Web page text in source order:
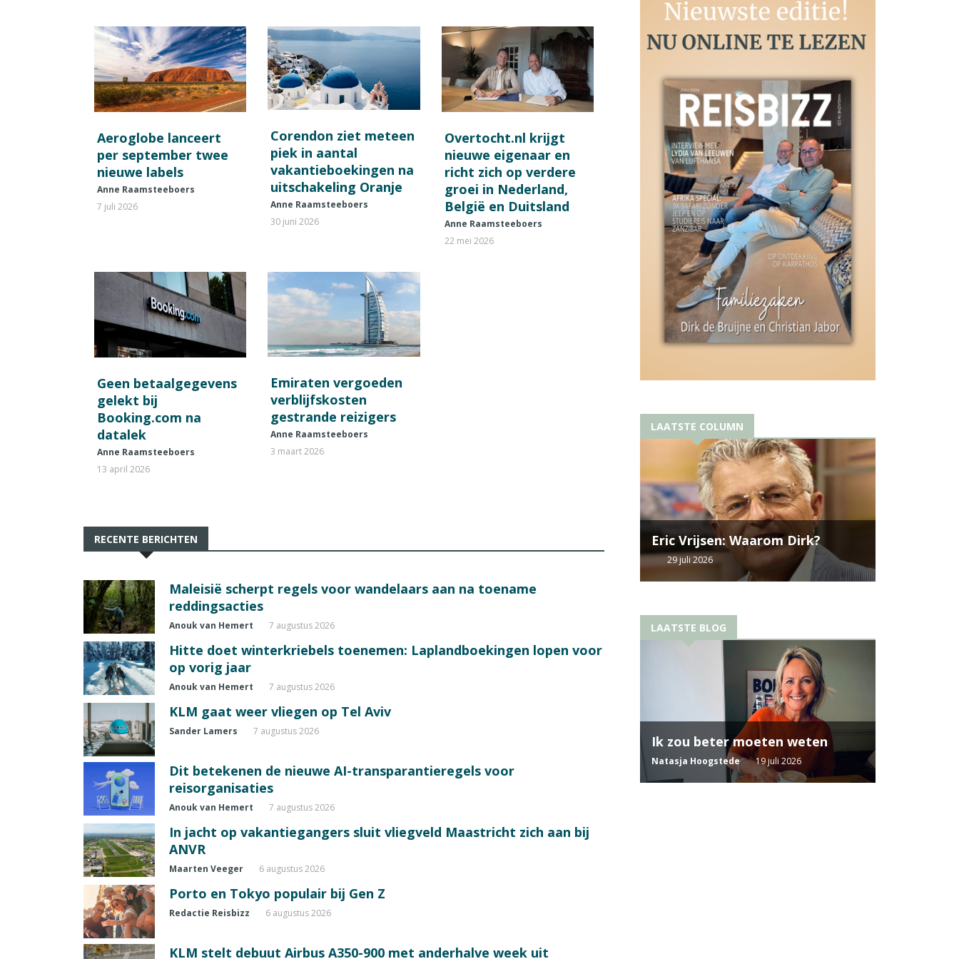
Aeroglobe lanceert
per september twee
nieuwe labels
Anne Raamsteeboers
7 juli 2026
Corendon ziet meteen
piek in aantal
vakantieboekingen na
uitschakeling Oranje
Anne Raamsteeboers
30 juni 2026
Overtocht.nl krijgt
nieuwe eigenaar en
richt zich op verdere
groei in Nederland,
België en Duitsland
Anne Raamsteeboers
22 mei 2026
Geen betaalgegevens
gelekt bij
Booking.com na
datalek
Anne Raamsteeboers
13 april 2026
Emiraten vergoeden
verblijfskosten
gestrande reizigers
Anne Raamsteeboers
3 maart 2026
RECENTE BERICHTEN
Maleisië scherpt regels voor wandelaars aan na toename
reddingsacties
Anouk van Hemert 7 augustus 2026
Hitte doet winterkriebels toenemen: Laplandboekingen lopen voor
op vorig jaar
Anouk van Hemert 7 augustus 2026
KLM gaat weer vliegen op Tel Aviv
Sander Lamers 7 augustus 2026
Dit betekenen de nieuwe AI-transparantieregels voor
reisorganisaties
Anouk van Hemert 7 augustus 2026
In jacht op vakantiegangers sluit vliegveld Maastricht zich aan bij
ANVR
Maarten Veeger 6 augustus 2026
Porto en Tokyo populair bij Gen Z
Redactie Reisbizz 6 augustus 2026
KLM stelt debuut Airbus A350-900 met anderhalve week uit
LAATSTE COLUMN
Eric Vrijsen: Waarom Dirk?
29 juli 2026
LAATSTE BLOG
Ik zou beter moeten weten
Natasja Hoogstede 19 juli 2026